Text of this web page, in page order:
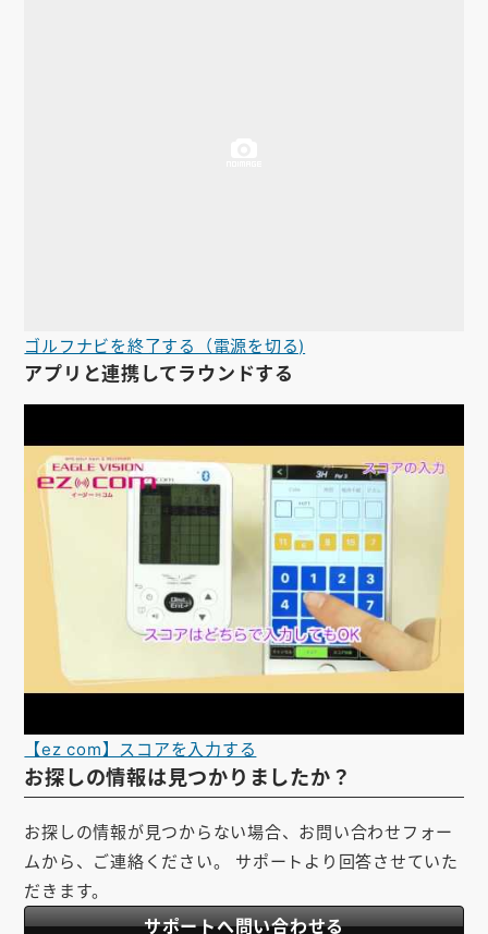
ゴルフナビを終了する（電源を切る)
アプリと連携してラウンドする
【ez com】スコアを入力する
お探しの情報は見つかりましたか？
お探しの情報が見つからない場合、お問い合わせフォー
ムから、ご連絡ください。 サポートより回答させていた
だきます。
サポートへ問い合わせる